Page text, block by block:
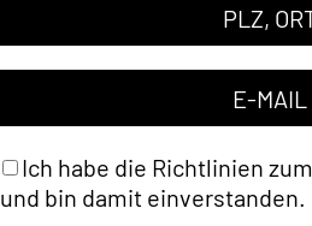
Ich habe die Richtlinien zum
und bin damit einverstanden.